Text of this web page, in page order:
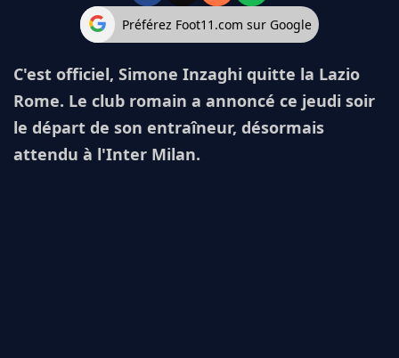
Préférez Foot11.com sur Google
C'est officiel, Simone Inzaghi quitte la Lazio
Rome. Le club romain a annoncé ce jeudi soir
le départ de son entraîneur, désormais
attendu à l'Inter Milan.